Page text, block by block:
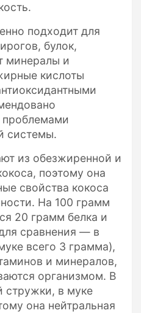
подходит для
булок,
минералы и
кислоты
проблемами
системы.
из обезжиренной и
поэтому она
свойства кокоса
На 100 грамм
20 грамм белка и
сравнения — в
всего 3 грамма),
и минералов,
организмом. В
стружки, в муке
она нейтральная